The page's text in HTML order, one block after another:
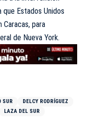
Estados Unidos
Caracas, para
de Nueva York.
SUR
DELCY RODRÍGUEZ
LAZA DEL SUR